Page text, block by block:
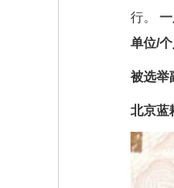
行。
单位/
被选举
北京蓝